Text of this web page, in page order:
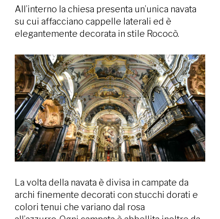
All’interno la chiesa presenta un’unica navata
su cui affacciano cappelle laterali ed è
elegantemente decorata in stile Rococò.
La volta della navata è divisa in campate da
archi finemente decorati con stucchi dorati e
colori tenui che variano dal rosa